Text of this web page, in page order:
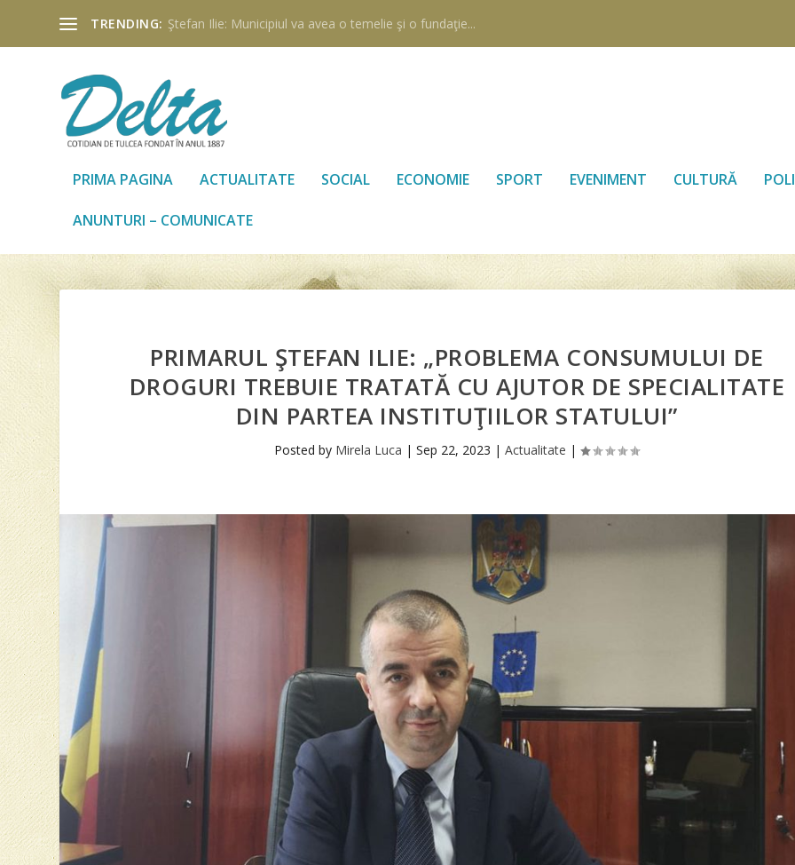
TRENDING: Ştefan Ilie: Municipiul va avea o temelie şi o fundaţie...
PRIMA PAGINA ACTUALITATE SOCIAL ECONOMIE SPORT EVENIMENT CULTURĂ
ANUNTURI – COMUNICATE
PRIMARUL ŞTEFAN ILIE: „PROBLEMA CONSUMULUI DE
DROGURI TREBUIE TRATATĂ CU AJUTOR DE SPECIALITATE
DIN PARTEA INSTITUŢIILOR STATULUI”
Posted by Mirela Luca |Sep 22, 2023 |Actualitate |